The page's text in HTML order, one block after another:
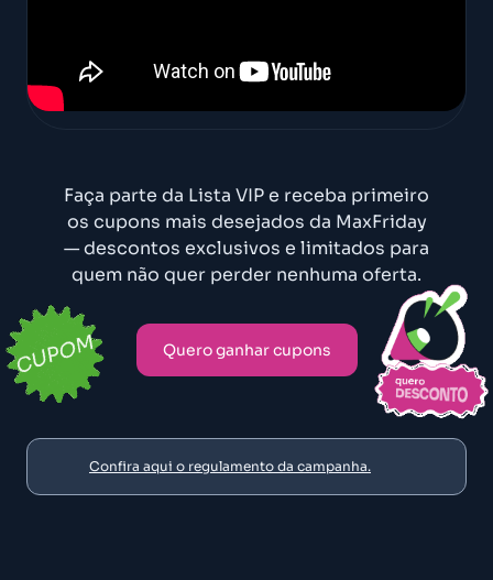
Faça parte da Lista VIP e receba primeiro
os cupons mais desejados da MaxFriday
— descontos exclusivos e limitados para
quem não quer perder nenhuma oferta.
Quero ganhar cupons
Confira aqui o regulamento da campanha.